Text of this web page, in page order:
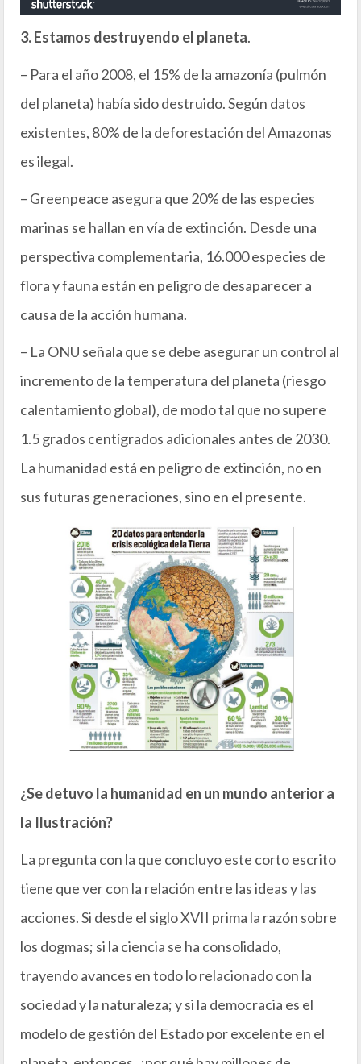
3. Estamos destruyendo el planeta.
– Para el año 2008, el 15% de la amazonía (pulmón
del planeta) había sido destruido. Según datos
existentes, 80% de la deforestación del Amazonas
es ilegal.
– Greenpeace asegura que 20% de las especies
marinas se hallan en vía de extinción. Desde una
perspectiva complementaria, 16.000 especies de
flora y fauna están en peligro de desaparecer a
causa de la acción humana.
– La ONU señala que se debe asegurar un control al
incremento de la temperatura del planeta (riesgo
calentamiento global), de modo tal que no supere
1.5 grados centígrados adicionales antes de 2030.
La humanidad está en peligro de extinción, no en
sus futuras generaciones, sino en el presente.
¿Se detuvo la humanidad en un mundo anterior a
la Ilustración?
La pregunta con la que concluyo este corto escrito
tiene que ver con la relación entre las ideas y las
acciones. Si desde el siglo XVII prima la razón sobre
los dogmas; si la ciencia se ha consolidado,
trayendo avances en todo lo relacionado con la
sociedad y la naturaleza; y si la democracia es el
modelo de gestión del Estado por excelente en el